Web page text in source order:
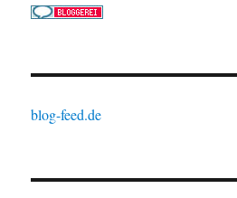
blog-feed.de